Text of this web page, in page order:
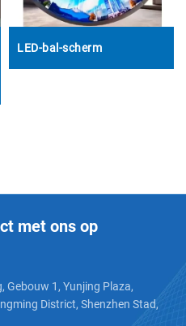
LED-bal-scherm
met ons op
Gebouw 1, Yunjing Plaza,
District, Shenzhen Stad,